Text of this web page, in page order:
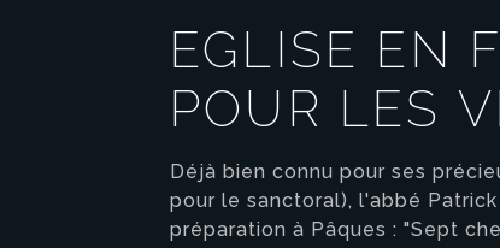
EGLISE EN
POUR LES
Déjà bien connu pour ses
pour le sanctoral), l'abbé
préparation à Pâques : "Sept